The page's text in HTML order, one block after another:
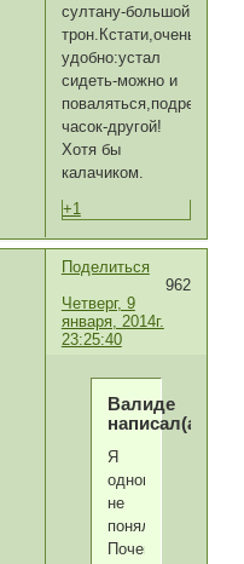
султану-большой
трон.Кстати,очень
удобно:устал
сидеть-можно и
поваляться,подремать
часок-другой!
Хотя бы
калачиком.
+1
Поделиться
962
Четверг, 9
января, 2014г.
23:25:40
Валиде
написал(а):
Я
одного
не
поняла.
Почему